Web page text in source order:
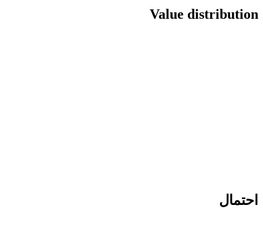
Value distribution
احتمال